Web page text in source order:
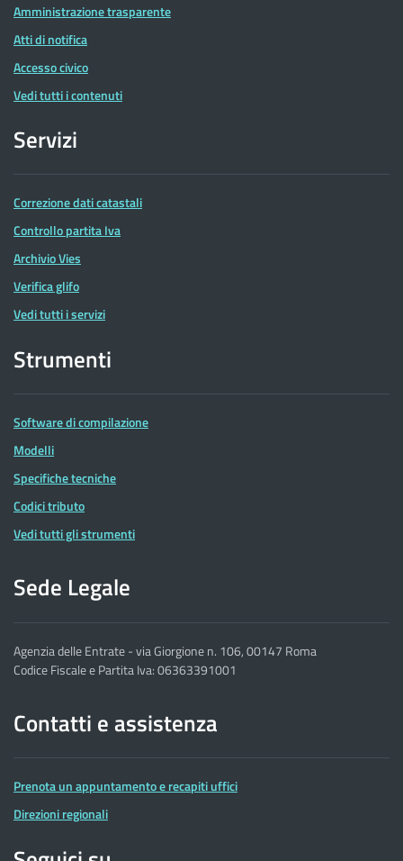
Amministrazione trasparente
Atti di notifica
Accesso civico
Vedi tutti i contenuti
Servizi
Correzione dati catastali
Controllo partita Iva
Archivio Vies
Verifica glifo
Vedi tutti i servizi
Strumenti
Software di compilazione
Modelli
Specifiche tecniche
Codici tributo
Vedi tutti gli strumenti
Sede Legale
Agenzia delle Entrate - via Giorgione n. 106, 00147 Roma
Codice Fiscale e Partita Iva: 06363391001
Contatti e assistenza
Prenota un appuntamento e recapiti uffici
Direzioni regionali